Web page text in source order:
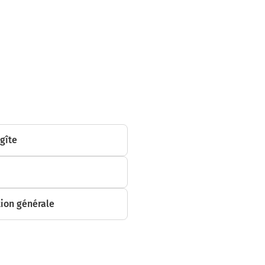
générale